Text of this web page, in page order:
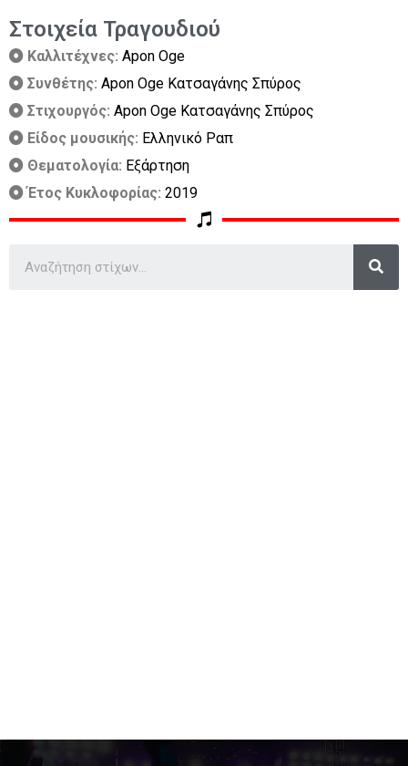
Στοιχεία Τραγουδιού
Καλλιτέχνες: Apon Oge
Συνθέτης: Apon Oge Κατσαγάνης Σπύρος
Στιχουργός: Apon Oge Κατσαγάνης Σπύρος
Είδος μουσικής: Ελληνικό Ραπ
Θεματολογία: Εξάρτηση
Έτος Κυκλοφορίας: 2019